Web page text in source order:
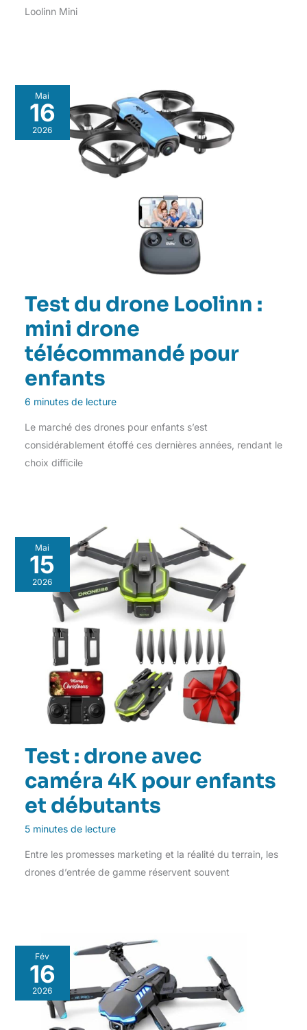
Loolinn Mini
Mai
16
2026
Test du drone Loolinn :
mini drone
télécommandé pour
enfants
6 minutes de lecture
Le marché des drones pour enfants s’est
considérablement étoffé ces dernières années, rendant le
choix difficile
Mai
15
2026
Test : drone avec
caméra 4K pour enfants
et débutants
5 minutes de lecture
Entre les promesses marketing et la réalité du terrain, les
drones d’entrée de gamme réservent souvent
Fév
16
2026